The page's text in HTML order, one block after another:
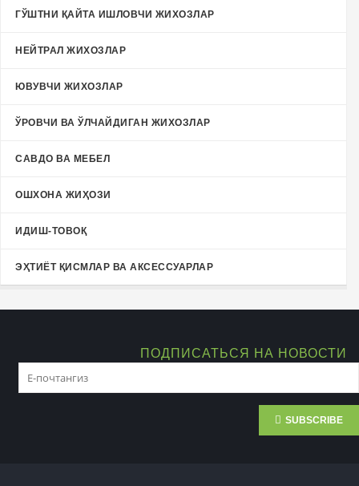
ГЎШТНИ ҚАЙТА ИШЛОВЧИ ЖИХОЗЛАР
НЕЙТРАЛ ЖИХОЗЛАР
ЮВУВЧИ ЖИХОЗЛАР
ЎРОВЧИ ВА ЎЛЧАЙДИГАН ЖИХОЗЛАР
САВДО ВА МЕБЕЛ
ОШХОНА ЖИҲОЗИ
ИДИШ-ТОВОҚ
ЭҲТИЁТ ҚИСМЛАР ВА АКСЕССУАРЛАР
ПОДПИСАТЬСЯ НА НОВОСТИ
SUBSCRIBE